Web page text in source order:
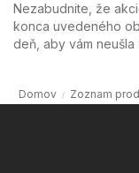
Nezabudnite, že
konca uvedeného
deň, aby vám
Domov Zoznam